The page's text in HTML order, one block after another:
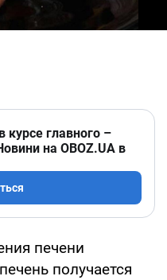
курсе главного –
на OBOZ.UA в
печени
получается